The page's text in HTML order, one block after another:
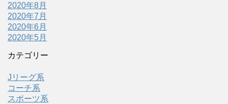
2020年8月
2020年7月
2020年6月
2020年5月
カテゴリー
Jリーグ系
コーチ系
スポーツ系